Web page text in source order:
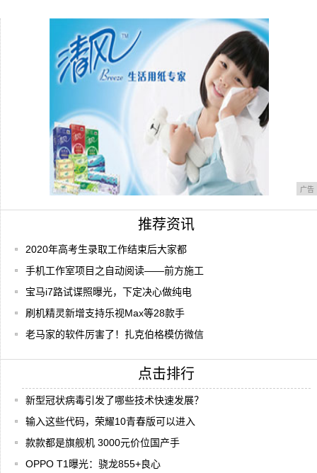
翻开未来新篇章 三星Galaxy Fold折
广告
推荐资讯
2020年高考生录取工作结束后大家都
手机工作室项目之自动阅读——前方施工
宝马i7路试谍照曝光，下定决心做纯电
刷机精灵新增支持乐视Max等28款手
老马家的软件厉害了！扎克伯格模仿微信
点击排行
新型冠状病毒引发了哪些技术快速发展？
输入这些代码，荣耀10青春版可以进入
款款都是旗舰机 3000元价位国产手
OPPO T1曝光：骁龙855+良心